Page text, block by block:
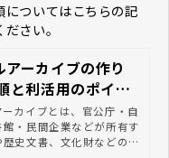
についてはこちらの記
さい。
アーカイブの作り
と利活用のポイン
ーカイブとは、官公庁・自
館・民間企業などが所有す
歴史文書、文化財などの情